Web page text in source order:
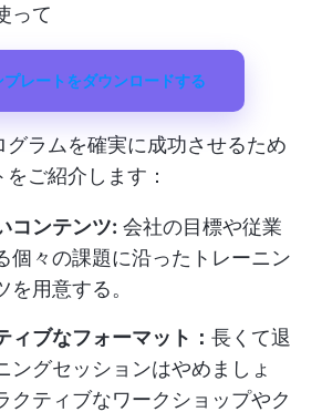
って
プレートをダウンロードする
グラムを確実に成功させるため
ご紹介します：
コンテンツ: 会社の目標や従業
個々の課題に沿ったトレーニン
を用意する。
ィブなフォーマット： 長くて退
ングセッションはやめましょ
クティブなワークショップやク